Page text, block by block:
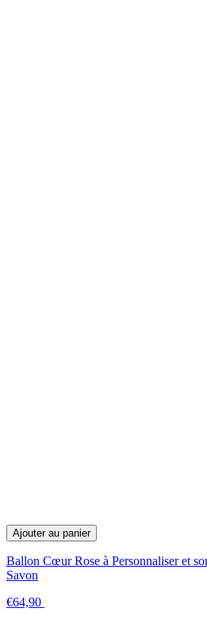
Ajouter au panier
Ballon Cœur Rose à Personnaliser et
Savon
€64,90